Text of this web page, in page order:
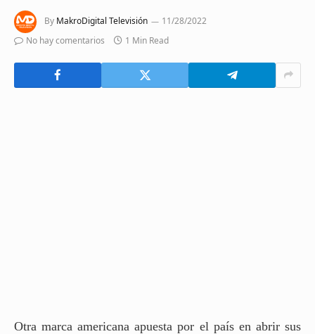
By MakroDigital Televisión
11/28/2022
No hay comentarios
1 Min Read
Otra marca americana apuesta por el país en abrir sus